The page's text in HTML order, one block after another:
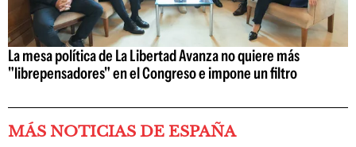
La mesa política de La Libertad Avanza no quiere más
"librepensadores" en el Congreso e impone un filtro
MÁS NOTICIAS DE ESPAÑA